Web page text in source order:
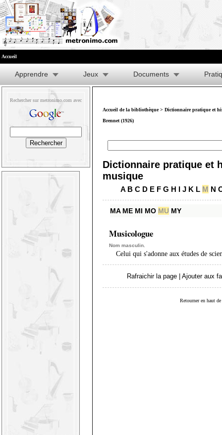
Accueil
Apprendre Jeux Documents
Rechercher sur metronimo.com avec
Accueil de la bibliothèque> Dictionnaire pratique et
Brennet (1926)
Dictionnaire pratique et
musique
A B C D E F G H I J K L M N
MA ME MI MO MU MY
Musicologue
Nom masculin.
Celui qui s'adonne aux études de
Rafraichir la page Ajouter aux
Retourner en haut de